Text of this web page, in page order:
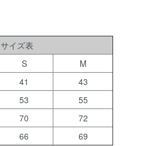
サイズ表
S
M
41
43
53
55
70
72
66 69